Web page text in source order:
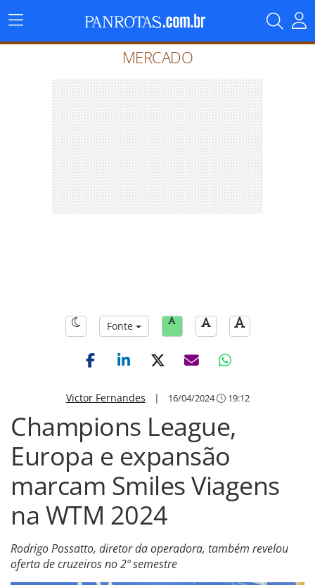
Menu
Principal
MERCADO
Fonte
Victor Fernandes | 16/04/2024 19:12
Champions League,
Europa e expansão
marcam Smiles Viagens
na WTM 2024
Rodrigo Possatto, diretor da operadora, também revelou
oferta de cruzeiros no 2º semestre